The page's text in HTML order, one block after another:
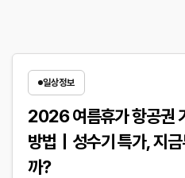
일상정보
2026 여름휴가 항공권
방법｜성수기 특가, 지
까?